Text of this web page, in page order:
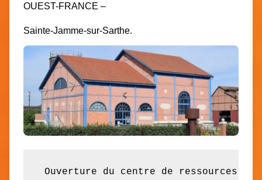
OUEST-FRANCE –
Sainte-Jamme-sur-Sarthe.
Ouverture du centre de ressources